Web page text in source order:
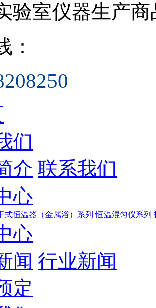
验室仪器生产商
：
们
介 联系我们
心
式恒温器（金属浴）系列 恒温混匀仪系列
心
闻 行业新闻
定